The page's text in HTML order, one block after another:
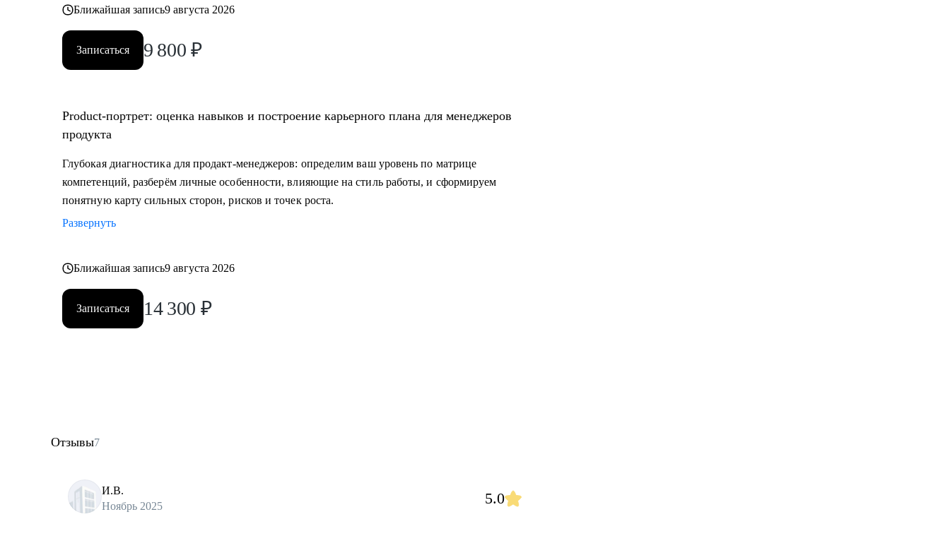
Ближайшая запись9 августа 2026
Записаться 9 800 ₽
Product‑портрет: оценка навыков и построение карьерного плана для менеджеров
продукта
Глубокая диагностика для продакт‑менеджеров: определим ваш уровень по матрице
компетенций, разберём личные особенности, влияющие на стиль работы, и сформируем
понятную карту сильных сторон, рисков и точек роста.
Развернуть
Ближайшая запись9 августа 2026
Записаться 14 300 ₽
Отзывы7
И.В.
Ноябрь 2025
5.0